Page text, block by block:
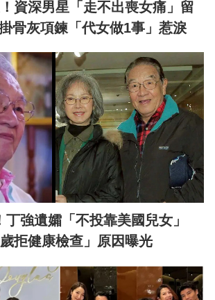
資深男星「走不出喪女痛」留
骨灰項鍊「代女做1事」惹淚
丁強遺孀「不投靠美國兒女」
拒健康檢查」原因曝光